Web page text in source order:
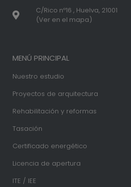
C/Rico nº16 , Huelva, 21001
(Ver en el mapa)
MENÚ PRINCIPAL
Nuestro estudio
Proyectos de arquitectura
Rehabilitación y reformas
Tasación
Certificado energético
Licencia de apertura
ITE / IEE